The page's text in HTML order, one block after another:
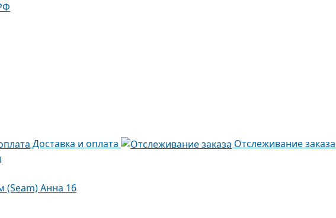
Доставка и оплата Отслеживание заказа
(Seam) Анна 16